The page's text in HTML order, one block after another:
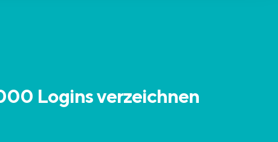
Logins verzeichnen